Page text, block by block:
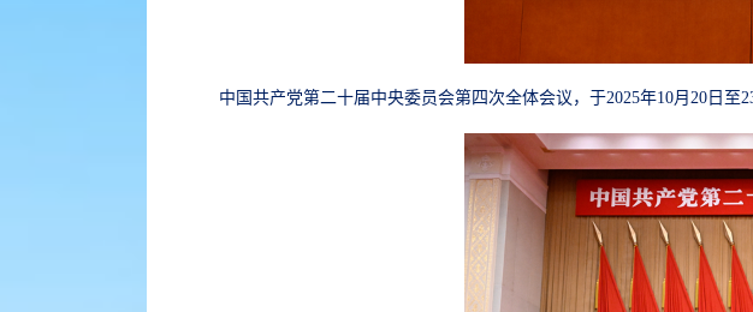
中国共产党第二十届中央委员会第四次全体会议，于2025年10月20日